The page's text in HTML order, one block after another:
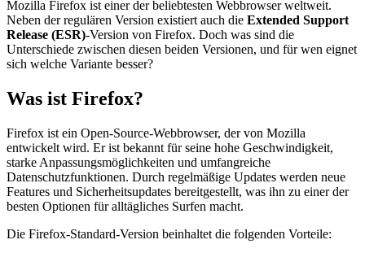
vs.
Firefox
ESR
Mozilla Firefox ist einer der beliebtesten Webbrowser weltweit.
Neben der regulären Version existiert auch die Extended Support
Release (ESR)-Version von Firefox. Doch was sind die
Unterschiede zwischen diesen beiden Versionen, und für wen eignet
sich welche Variante besser?
Was ist Firefox?
Firefox ist ein Open-Source-Webbrowser, der von Mozilla
entwickelt wird. Er ist bekannt für seine hohe Geschwindigkeit,
starke Anpassungsmöglichkeiten und umfangreiche
Datenschutzfunktionen. Durch regelmäßige Updates werden neue
Features und Sicherheitsupdates bereitgestellt, was ihn zu einer der
besten Optionen für alltägliches Surfen macht.
Die Firefox-Standard-Version beinhaltet die folgenden Vorteile: